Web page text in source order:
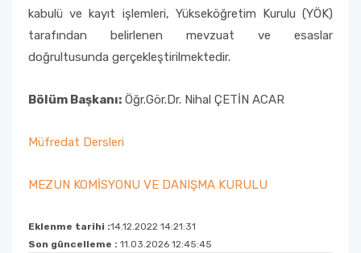
kabulü ve kayıt işlemleri, Yükseköğretim Kurulu (YÖK)
tarafından belirlenen mevzuat ve esaslar
doğrultusunda gerçekleştirilmektedir.
Bölüm Başkanı: Öğr.Gör.Dr. Nihal ÇETİN ACAR
Müfredat Dersleri
MEZUN KOMİSYONU VE DANIŞMA KURULU
Eklenme tarihi :14.12.2022 14:21:31
Son güncelleme : 11.03.2026 12:45:45